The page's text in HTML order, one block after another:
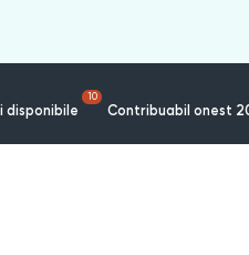
disponibile
10
Contribuabil onest